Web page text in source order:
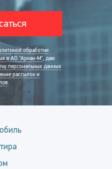
обработки
в АО "Аркан-М", даю
персональных данных
рассылок и
.